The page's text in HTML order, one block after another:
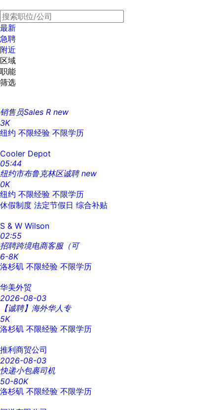
最新
急聘
附近
区域
职能
筛选
销售员Sales R new
3K
纽约 不限经验 不限学历
Cooler Depot
05:44
纽约市布鲁克林区诚聘 new
0K
纽约 不限经验 不限学历
休假制度 法定节假日 综合补贴
S & W Wilson
02:55
招聘跨境电商客服（可
6-8K
洛杉矶 不限经验 不限学历
华美外贸
2026-08-03
【诚聘】海外华人专
5K
洛杉矶 不限经验 不限学历
推利商贸公司
2026-08-03
快递小包裹司机
50-80K
洛杉矶 不限经验 不限学历